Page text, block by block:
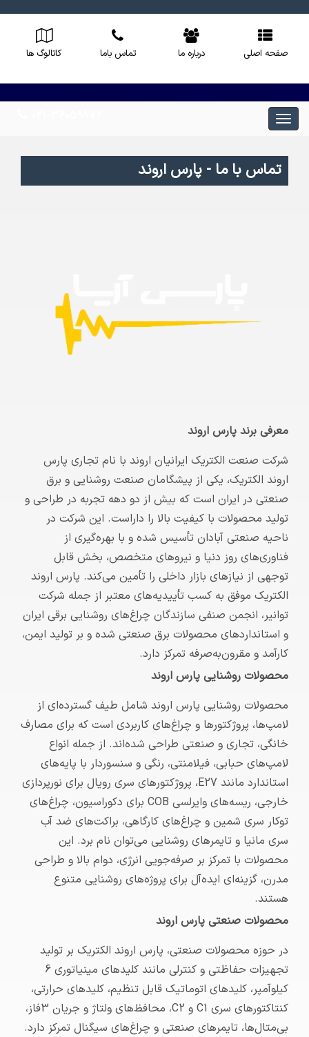
صفحه اصلی درباره ما تماس باما کاتالوگ ها
تماس با ما - پارس اروند
معرفی برند پارس اروند
شرکت صنعت الکتریک ایرانیان اروند با نام تجاری پارس
اروند الکتریک، یکی از پیشگامان صنعت روشنایی و برق
صنعتی در ایران است که بیش از دو دهه تجربه در طراحی و
تولید محصولات با کیفیت بالا را داراست. این شرکت در
ناحیه صنعتی آبادان تأسیس شده و با بهره‌گیری از
فناوری‌های روز دنیا و نیروهای متخصص، بخش قابل
توجهی از نیازهای بازار داخلی را تأمین می‌کند. پارس اروند
الکتریک موفق به کسب تأییدیه‌های معتبر از جمله شرکت
توانیر، انجمن صنفی سازندگان چراغ‌های روشنایی برقی ایران
و استانداردهای محصولات برق صنعتی شده و بر تولید ایمن،
کارآمد و مقرون‌به‌صرفه تمرکز دارد.
محصولات روشنایی پارس اروند
محصولات روشنایی پارس اروند شامل طیف گسترده‌ای از
لامپ‌ها، پروژکتورها و چراغ‌های کاربردی است که برای مصارف
خانگی، تجاری و صنعتی طراحی شده‌اند. از جمله انواع
لامپ‌های حبابی، فیلامنتی، رنگی و سنسوردار با پایه‌های
استاندارد مانند E27، پروژکتورهای سری رویال برای نورپردازی
خارجی، ریسه‌های وایرلسی COB برای دکوراسیون، چراغ‌های
توکار سری شمین و چراغ‌های کارگاهی، براکت‌های ضد آب
سری مانیا و تایمرهای روشنایی می‌توان نام برد. این
محصولات با تمرکز بر صرفه‌جویی انرژی، دوام بالا و طراحی
مدرن، گزینه‌ای ایده‌آل برای پروژه‌های روشنایی متنوع
هستند.
محصولات صنعتی پارس اروند
در حوزه محصولات صنعتی، پارس اروند الکتریک بر تولید
تجهیزات حفاظتی و کنترلی مانند کلیدهای مینیاتوری 6
کیلوآمپر، کلیدهای اتوماتیک قابل تنظیم، کلیدهای حرارتی،
کنتاکتورهای سری C1 و C2، محافظ‌های ولتاژ و جریان 3فاز،
بی‌متال‌ها، تایمرهای صنعتی و چراغ‌های سیگنال تمرکز دارد.